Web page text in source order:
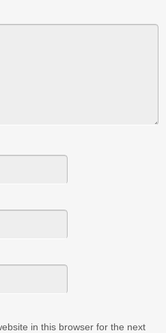
in this browser for the next